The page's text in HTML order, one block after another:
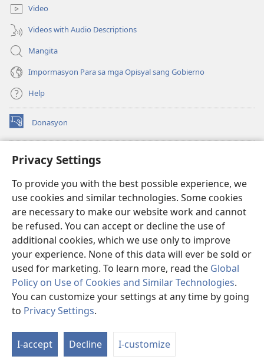
Privacy Settings
To provide you with the best possible experience, we
use cookies and similar technologies. Some cookies
are necessary to make our website work and cannot
be refused. You can accept or decline the use of
additional cookies, which we use only to improve
your experience. None of this data will ever be sold or
used for marketing. To learn more, read the Global
Policy on Use of Cookies and Similar Technologies.
You can customize your settings at any time by going
to Privacy Settings.
I-accept Decline I-customize
Video
Videos with Audio Descriptions
Mangita
Impormasyon Para sa mga Opisyal sang Gobierno
Help
Donasyon
(opens
new
Watchtower ONLINE LIBRARY™
(opens
window)JW Hub
(opens
new
window)JW Library
Watchtower Library
Copyright© 2026 Watch Tower Bible and Tract Society of Pennsylvania.
MGA KASUGTANAN SA PAGGAMIT